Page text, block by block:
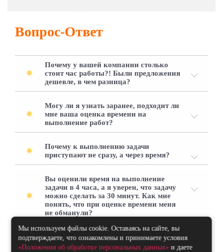
Вопрос-Ответ
Почему у вашей компании столько
стоит час работы?! Были предложения
дешевле, в чем разница?
Могу ли я узнать заранее, подходит ли
мне ваша оценка времени на
выполнение работ?
Почему к выполнению задачи
приступают не сразу, а через время?
Вы оценили время на выполнение
задачи в 4 часа, а я уверен, что задачу
можно сделать за 30 минут. Как мне
понять, что при оценке времени меня
не обманули?
Почему со мной общается менеджер, а
не программист?
Мы используем файлы cookie. Оставаясь на сайте, вы
подтверждаете, что ознакомлены и принимаете условия
«Положения об обработке персональных данных» и даете